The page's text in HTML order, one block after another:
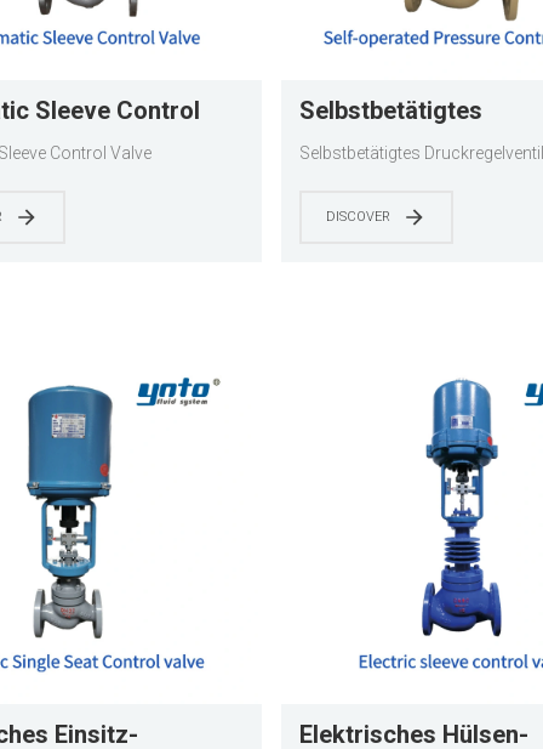
Sleeve Control
Control Valve
Selbstbetätigtes
Druckregelventil
Selbstbetätigtes Druckregelventil
DISCOVER
Einsitz-
Elektrisches Hülsen-